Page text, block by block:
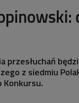
przesłuchań
z siedmiu
Konkursu.